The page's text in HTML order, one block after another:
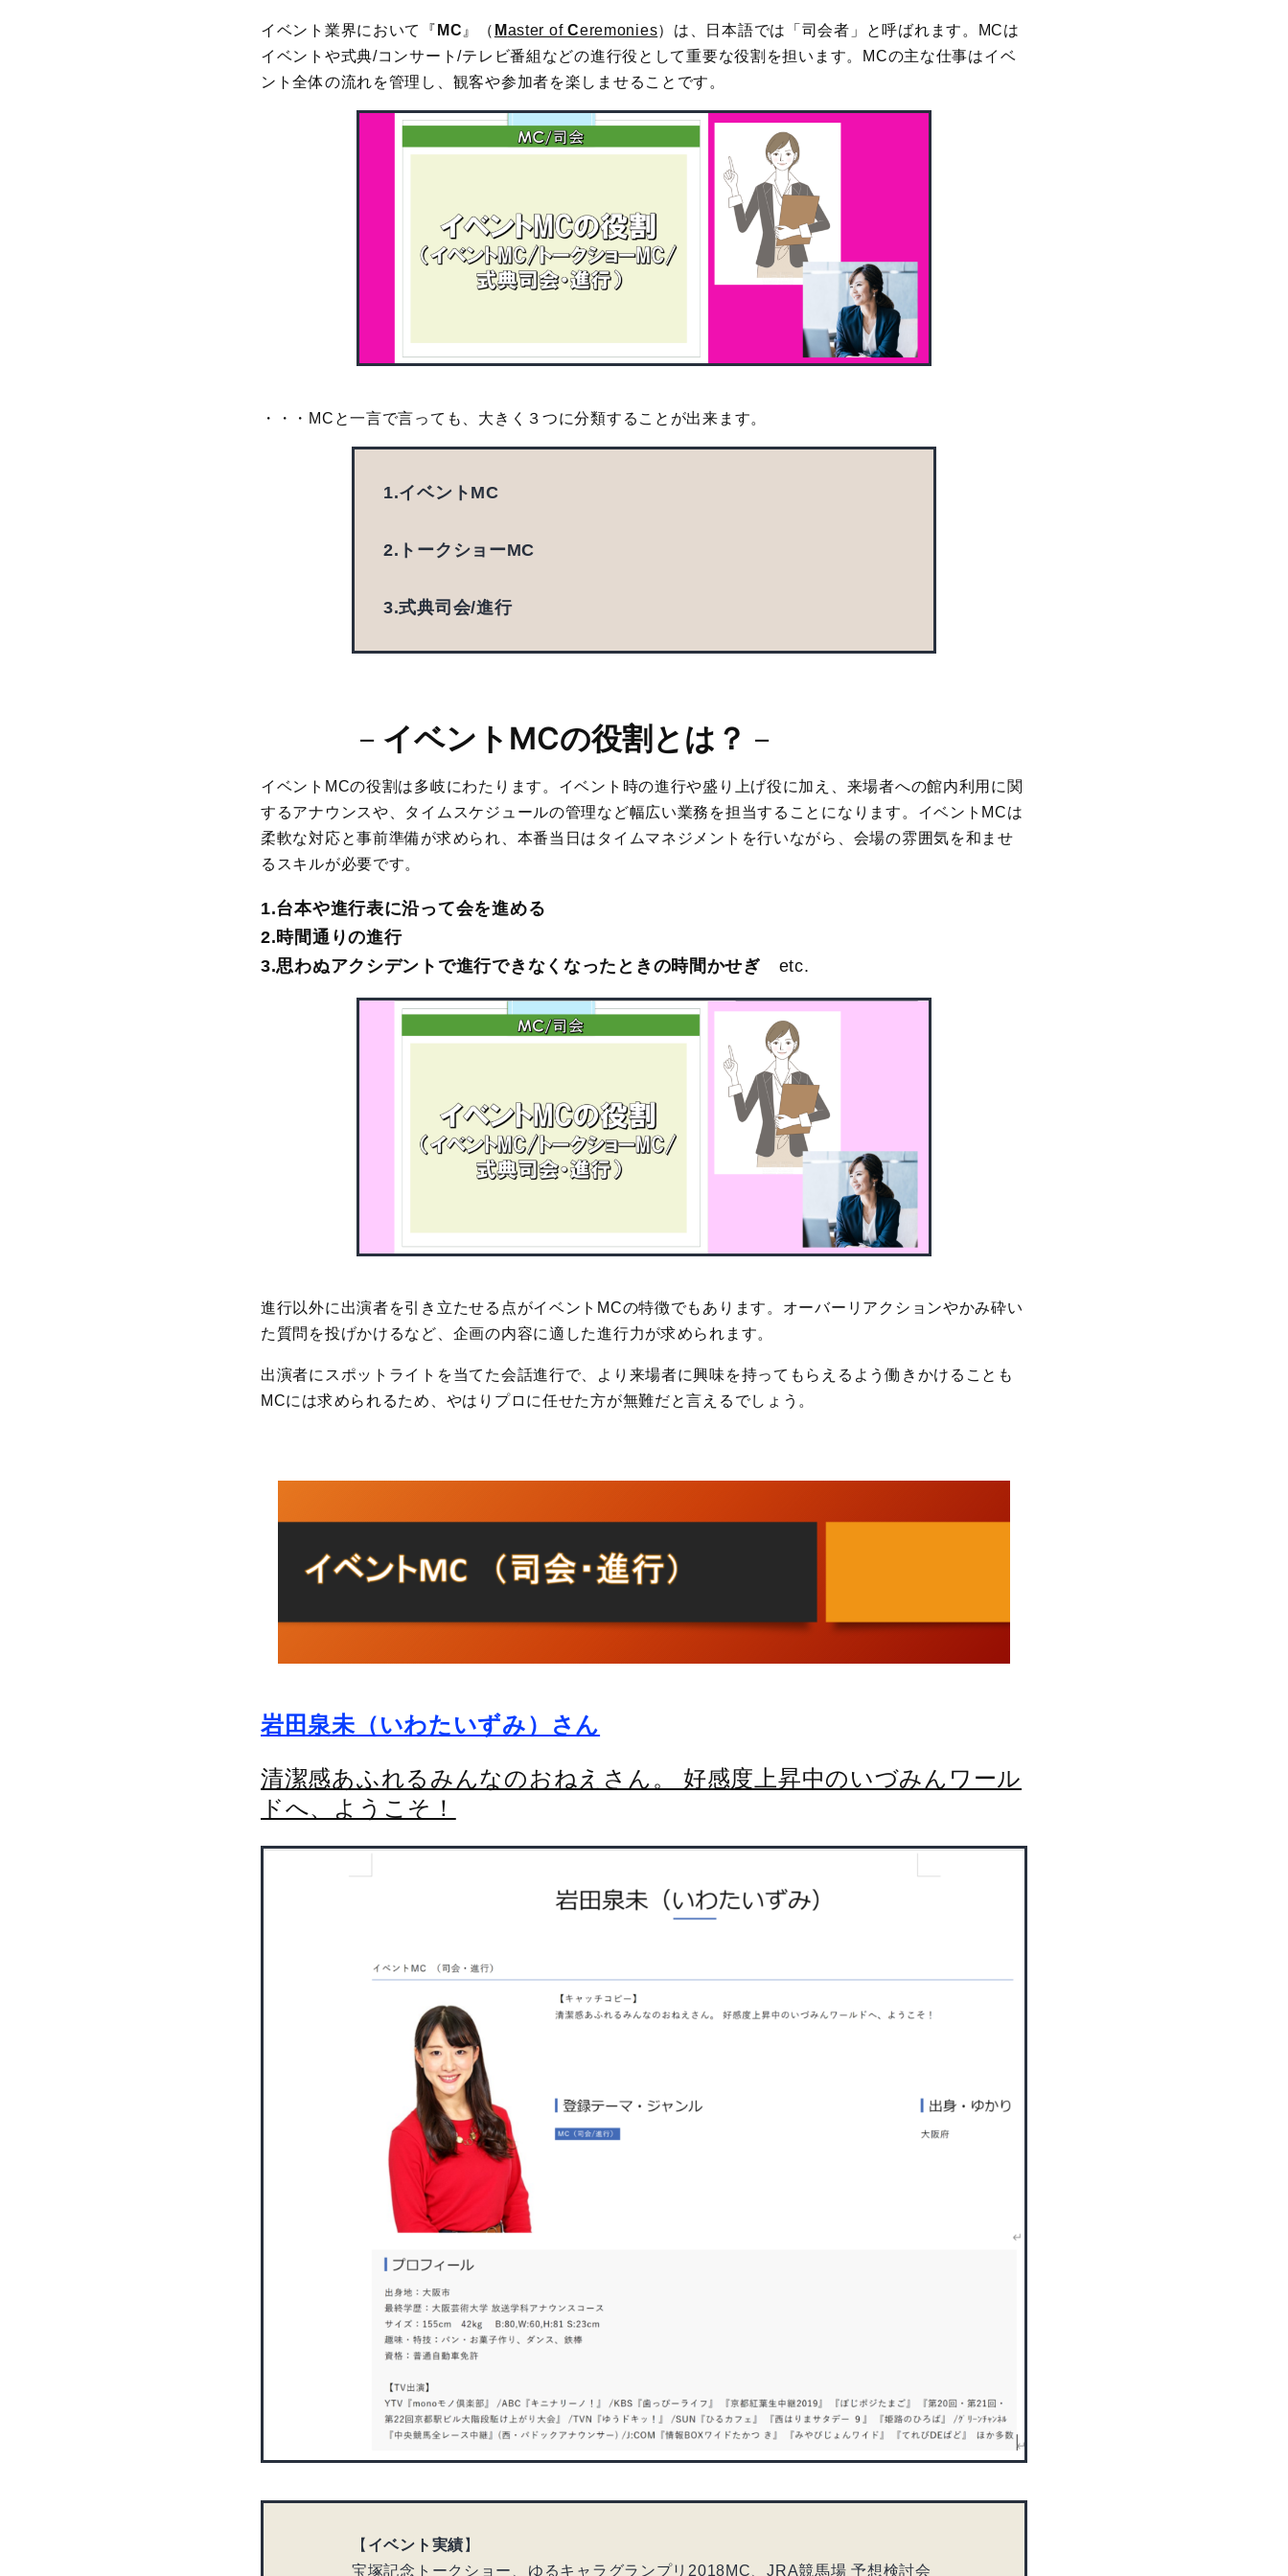
イベント業界において『 MC 』（ Master ofCeremonies）は、日本語では「司会者」と呼ばれます。MCは
イベントや式典/コンサート/テレビ番組などの進行役として重要な役割を担います。MCの主な仕事はイベ
ント全体の流れを管理し、観客や参加者を楽しませることです。
・・・MCと一言で言っても、大きく３つに分類することが出来ます。
1.イベントMC
2.トークショーMC
3.式典司会/進行
－ イベントMCの役割とは？ －
イベントMCの役割は多岐にわたります。イベント時の進行や盛り上げ役に加え、来場者への館内利用に関
するアナウンスや、タイムスケジュールの管理など幅広い業務を担当することになります。イベントMCは
柔軟な対応と事前準備が求められ、本番当日はタイムマネジメントを行いながら、会場の雰囲気を和ませ
るスキルが必要です。
1.台本や進行表に沿って会を進める
2.時間通りの進行
3.思わぬアクシデントで進行できなくなったときの時間かせぎ etc.
進行以外に出演者を引き立たせる点がイベントMCの特徴でもあります。オーバーリアクションやかみ砕い
た質問を投げかけるなど、企画の内容に適した進行力が求められます。
出演者にスポットライトを当てた会話進行で、より来場者に興味を持ってもらえるよう働きかけることも
MCには求められるため、やはりプロに任せた方が無難だと言えるでしょう。
岩田泉未（いわたいずみ）さん
清潔感あふれるみんなのおねえさん。 好感度上昇中のいづみんワール
ドへ、ようこそ！
【 イベント実績 】
宝塚記念トークショー、ゆるキャラグランプリ2018MC、JRA競馬場 予想検討会